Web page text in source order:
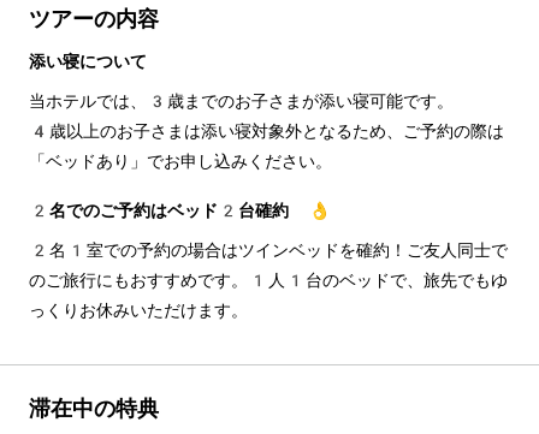
ツアーの内容
添い寝について
当ホテルでは、3歳までのお子さまが添い寝可能です。
4歳以上のお子さまは添い寝対象外となるため、ご予約の際は
「ベッドあり」でお申し込みください。
2名でのご予約はベッド2台確約 👌
2名1室での予約の場合はツインベッドを確約！ご友人同士で
のご旅行にもおすすめです。1人1台のベッドで、旅先でもゆ
っくりお休みいただけます。
滞在中の特典